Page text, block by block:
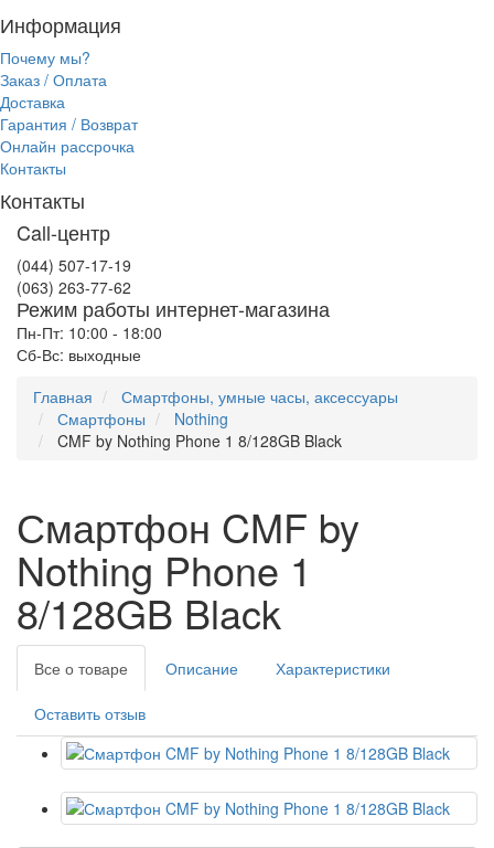
Информация
Почему мы?
Заказ / Оплата
Доставка
Гарантия / Возврат
Онлайн рассрочка
Контакты
Контакты
Call-центр
(044) 507-17-19
(063) 263-77-62
Режим работы интернет-магазина
Пн-Пт: 10:00 - 18:00
Сб-Вс: выходные
Главная
Смартфоны, умные часы, аксессуары
Смартфоны
Nothing
CMF by Nothing Phone 1 8/128GB Black
Смартфон CMF by
Nothing Phone 1
8/128GB Black
Все о товаре Описание Характеристики
Оставить отзыв